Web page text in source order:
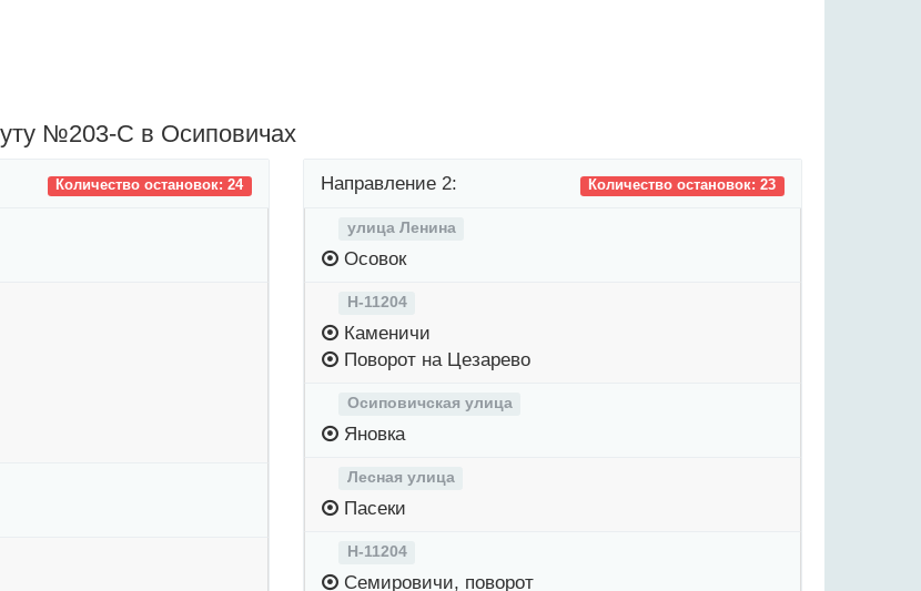
№203-С в Осиповичах
Количество остановок: 24 Количество остановок: 23
Направление 2:
улица Ленина
Осовок
Н-11204
Каменичи
Поворот на Цезарево
Осиповичская улица
Яновка
Лесная улица
Пасеки
Н-11204
Семировичи, поворот